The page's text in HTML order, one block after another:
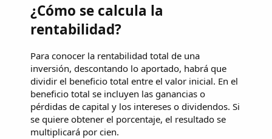
¿Cómo se calcula la
rentabilidad?
Para conocer la rentabilidad total de una
inversión, descontando lo aportado, habrá que
dividir el beneficio total entre el valor inicial. En el
beneficio total se incluyen las ganancias o
pérdidas de capital y los intereses o dividendos. Si
se quiere obtener el porcentaje, el resultado se
multiplicará por cien.